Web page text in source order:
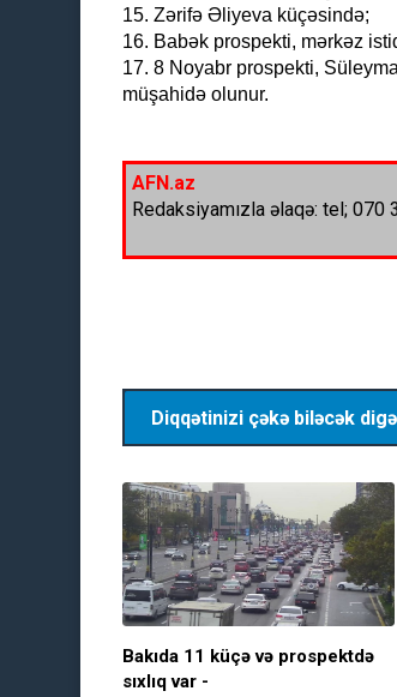
15. Zərifə Əliyeva küçəsində;
16. Babək prospekti, mərkəz
17. 8 Noyabr prospekti,
müşahidə olunur.
AFN.az
Redaksiyamızla əlaqə: tel; 070
Diqqətinizi çəkə biləcək
Bakıda 11 küçə və prospektdə
sıxlıq var -